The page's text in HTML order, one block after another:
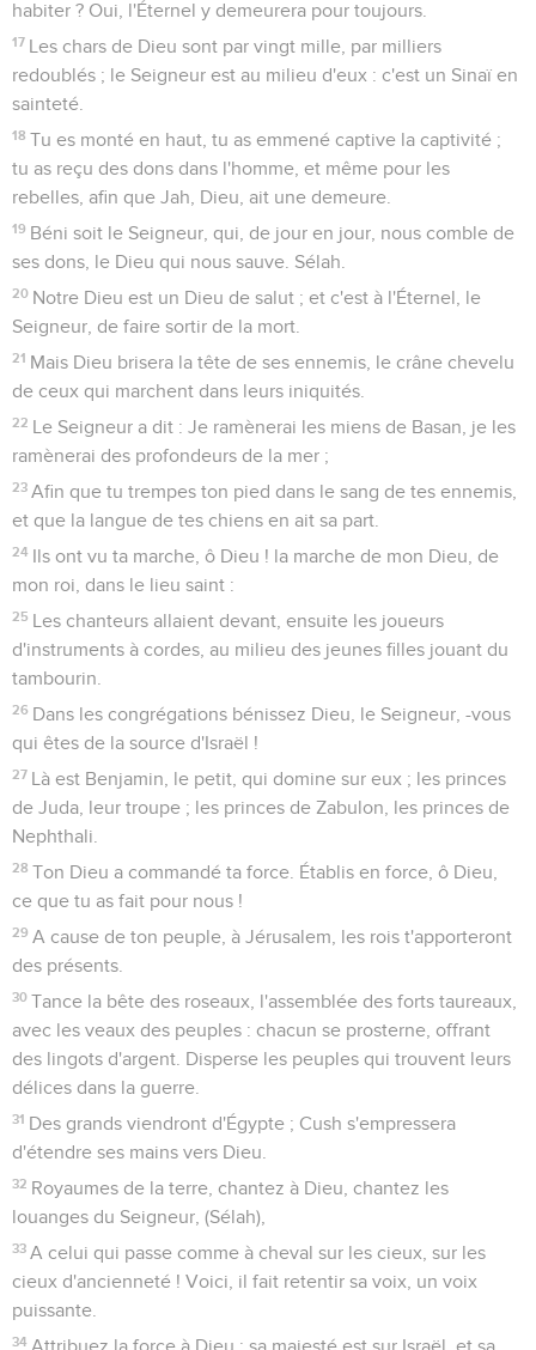
32 Royaumes de la terre, chantez à Dieu, chantez les
louanges du Seigneur, (Sélah),
33 A celui qui passe comme à cheval sur les cieux, sur les
cieux d'ancienneté ! Voici, il fait retentir sa voix, un voix
puissante.
34 Attribuez la force à Dieu : sa majesté est sur Israël, et sa
force dans les nuées.
35 Tu es terrible, ô Dieu ! du milieu de tes sanctuaires. Le
Dieu d'Israël, c'est lui qui donne la puissance et la force à
son peuple. Béni soit Dieu !
Psaumes 69
Viens vite, Seigneur
1 ô Dieu ! car les eaux me sont entrées jusque dans l'âme.
2 Je suis enfoncé dans une boue profonde, et il n'y a pas où
prendre pied ; je suis entré dans la profondeur des eaux, et
le courant me submerge.
3 Je suis las de crier ; mon gosier est desséché ; mes yeux se
consument, pendant que j'attends mon Dieu.
4 Ceux qui me haïssent sans cause sont plus nombreux que
les cheveux de ma tête ; ceux qui voudraient me perdre, qui
sont à tort mes ennemis, sont puissants ; ce que je n'avais
pas ravi, je l'ai alors rendu.
5 O Dieu ! tu connais ma folie, et mes fautes ne te sont pas
cachées.
6 Que ceux qui s'attendent à toi ne soient pas rendus
honteux à cause de moi, Seigneur, Éternel des armées ! Que
Car à cause de toi j'ai porté l'opprobre, la confusion a
couvert mon visage.
8
Je suis devenu un étranger à mes frères, et un inconnu aux
fils de ma mère ;
9 Car le zèle de ta maison m'a dévoré, et les outrages de
ceux qui t'outragent sont tombés sur moi.
10 Et j'ai pleuré, mon âme était dans le jeûne ; et cela m'a été
en opprobre.
11 J'ai pris aussi un sac pour mon vêtement, et je leur suis
devenu un proverbe.